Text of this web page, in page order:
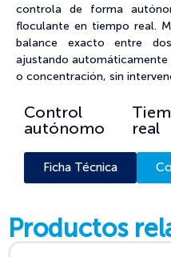
controla de forma
floculante en tiempo real.
balance exacto entre
ajustando
o concentración, sin
Control
autónomo
real
Ficha Técnica
Productos